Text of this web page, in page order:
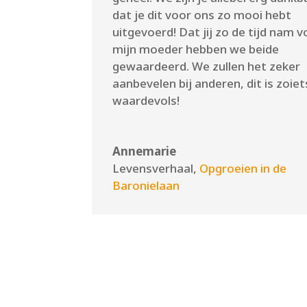
dat je dit voor ons zo mooi hebt
uitgevoerd! Dat jij zo de tijd nam
mijn moeder hebben we beide
gewaardeerd. We zullen het zeker
aanbevelen bij anderen, dit is
waardevols!
Annemarie
Levensverhaal, Opgroeien in de
Baronielaan